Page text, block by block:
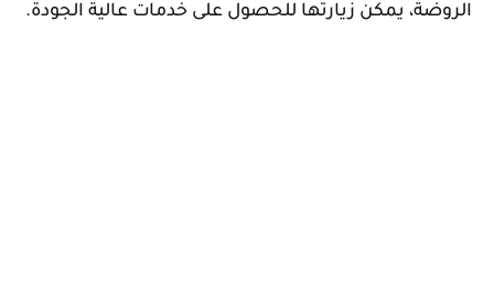
الروضة، يمكن زيارتها للحصول على خدمات عالية الجودة.